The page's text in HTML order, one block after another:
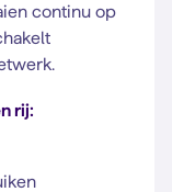
continu op
rij: